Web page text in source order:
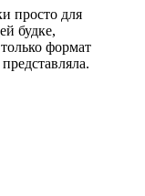
просто для
будке,
формат